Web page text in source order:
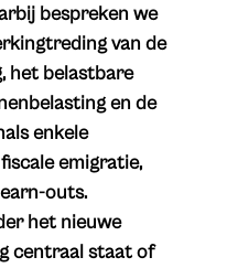
bespreken we
van de
het belastbare
en de
enkele
emigratie,
outs.
het nieuwe
centraal staat of